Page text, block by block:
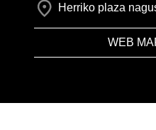
Herriko plaza
WEB